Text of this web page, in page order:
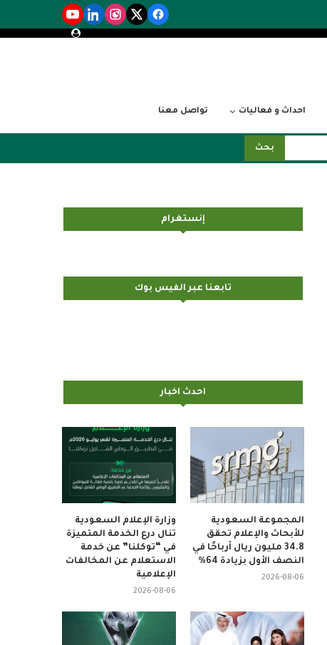
احداث و فعاليات تواصل معنا
بحث
إنستغرام
تابعنا عبر الفيس بوك
احدث اخبار
وزارة الإعلام السعودية
تنال درع الخدمة المتميزة
في “توكلنا” عن خدمة
الاستعلام عن المخالفات
الإعلامية
2026-08-06
المجموعة السعودية
للأبحاث والإعلام تحقق
34.8 مليون ريال أرباحًا في
النصف الأول بزيادة 64%
2026-08-06